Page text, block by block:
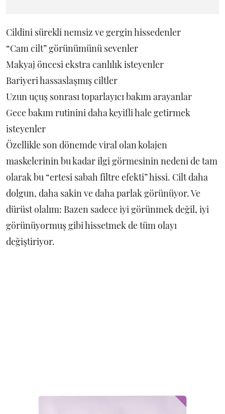
Cildini sürekli nemsiz ve gergin hissedenler
“Cam cilt” görünümünü sevenler
Makyaj öncesi ekstra canlılık isteyenler
Bariyeri hassaslaşmış ciltler
Uzun uçuş sonrası toparlayıcı bakım arayanlar
Gece bakım rutinini daha keyifli hale getirmek
isteyenler
Özellikle son dönemde viral olan kolajen
maskelerinin bu kadar ilgi görmesinin nedeni de tam
olarak bu “ertesi sabah filtre efekti” hissi. Cilt daha
dolgun, daha sakin ve daha parlak görünüyor. Ve
dürüst olalım: Bazen sadece iyi görünmek değil, iyi
görünüyormuş gibi hissetmek de tüm olayı
değiştiriyor.